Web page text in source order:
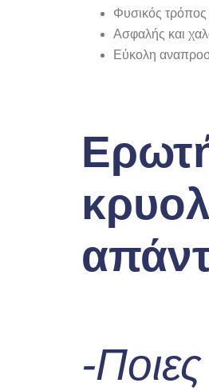
Φυσικός τρόπος
Ασφαλής και
Εύκολη
-